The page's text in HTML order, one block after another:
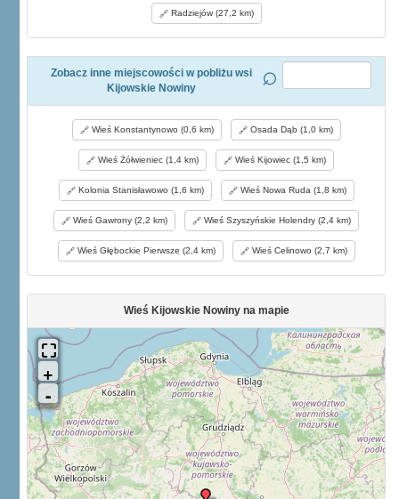
Radziejów (27,2 km)
Zobacz inne miejscowości w pobliżu wsi
Kijowskie Nowiny
Wieś Konstantynowo (0,6 km) Osada Dąb (1,0 km)
Wieś Żółwieniec (1,4 km) Wieś Kijowiec (1,5 km)
Kolonia Stanisławowo (1,6 km) Wieś Nowa Ruda (1,8 km)
Wieś Gawrony (2,2 km) Wieś Szyszyńskie Holendry (2,4 km)
Wieś Głębockie Pierwsze (2,4 km) Wieś Celinowo (2,7 km)
Wieś Kijowskie Nowiny na mapie